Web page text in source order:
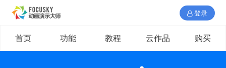
登录
首页 功能 教程 云作品 购买